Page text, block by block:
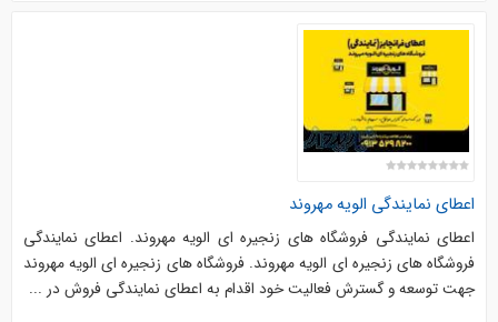
اعطای نمایندگی الویه مهروند
اعطای نمایندگی فروشگاه های زنجیره ای الویه مهروند. اعطاي نمايندگي
فروشگاه هاي زنجيره اي الويه مهروند. فروشگاه های زنجیره ای الویه مهروند
جهت توسعه و گسترش فعالیت خود اقدام به اعطای نمایندگی فروش در ...